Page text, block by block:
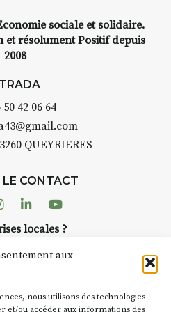
aux
nous utilisons des technologies
et/ou accéder aux informations des
INTERVIEW
ouvert une galerie à
TURLE Le Fumoir n’est
galerie permanente.
organise
le village. Des artistes et
les granges d’Auzon. Le
est l’un de ces espaces
activités culturelles de
sociale et solidaire.
et résolument Positif depuis
2008
50 42 06 64
QUEYRIERES
LE CONTACT
Instagram
LinkedinYoutube
locales ?